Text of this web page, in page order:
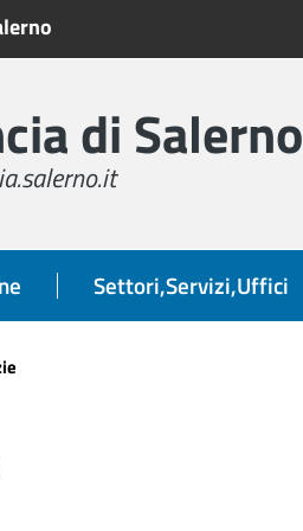
di Salerno
Settori,Servizi,Uffici